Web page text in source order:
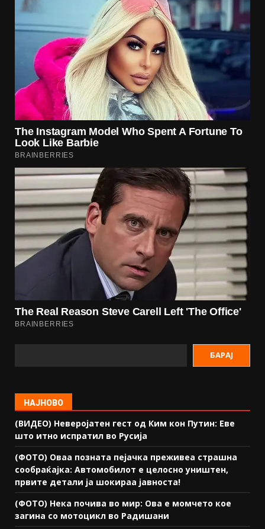
БАРАЈ
НАЈНОВО
(ВИДЕО) Неверојатен гест од Ким кон Путин: Еве
што итно испратил во Русија
(ФОТО) Оваа позната пејачка преживеа страшна
сообраќајка: Автомобилот е целосно уништен,
првите детали ја шокираа јавноста!
(ФОТО) Нека почива во мир: Ова е момчето кое
загина со мотоцикл во Радишани